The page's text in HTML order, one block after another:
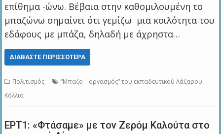
επίθημα -ώνω. Βέβαια στην καθομιλουμένη το
μπαζώνω σημαίνει ότι γεμίζω μια κοιλότητα του
εδάφους με μπάζα, δηλαδή με άχρηστα…
ΔΙΑΒΆΣΤΕ ΠΕΡΙΣΣΌΤΕΡΑ
Πολιτισμός
“Μπαζο – οργασμός” του εκπαδευτικού Λάζαρου
Κόλλια
ΕΡΤ1: «Φτάσαμε» με τον Ζερόμ Καλούτα στο